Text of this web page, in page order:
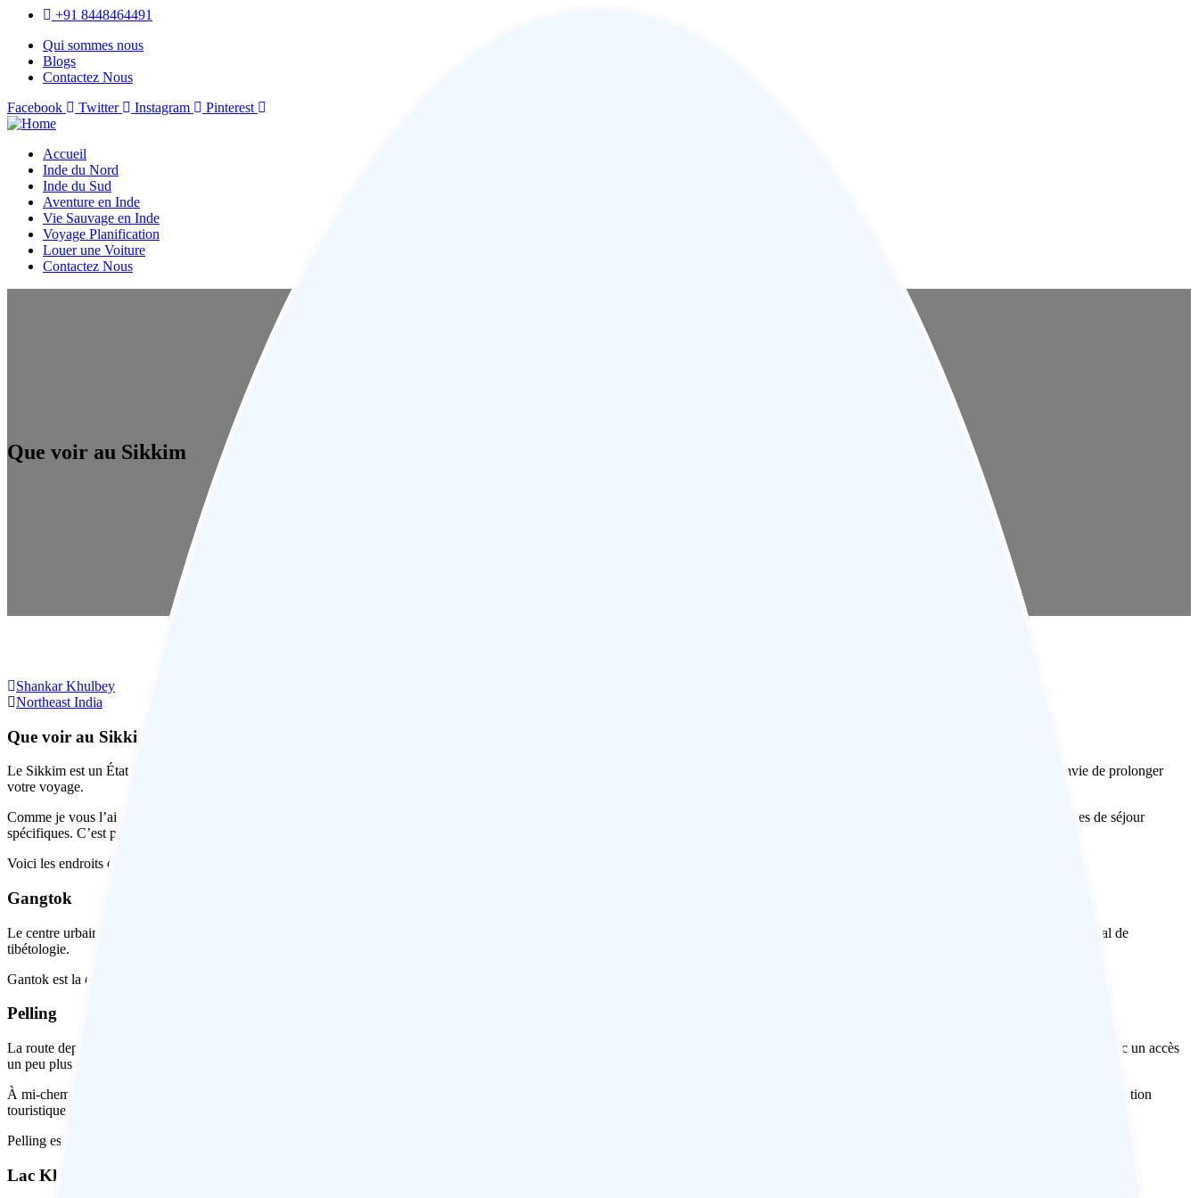
+91 8448464491
Qui sommes nous
Blogs
Contactez Nous
Facebook
Twitter Instagram Pinterest
Accueil
Inde du Nord
Inde du Sud
Aventure en Inde
Vie Sauvage en Inde
Voyage Planification
Louer une Voiture
Contactez Nous
Que voir au Sikkim
Shankar Khulbey
Northeast India
Que voir au Sikkim
Le Sikkim est un État pour ceux d’entre nous qui aiment les montagnes. Même si vous ne pouvez ou ne voulez pas les gravir, ses petites villes, ses lacs et ses points de vue vous donneront envie de prolonger
votre voyage.
Comme je vous l’ai déjà dit, le Nord Sikkim est réservé uniquement aux personnes voyageant en groupe de deux personnes minimum. Vous devez obtenir des permis spéciaux et payer des taxes de séjour
spécifiques. C’est pourquoi je me suis déplacé uniquement dans la capitale et dans le sud du Sikkim.
Voici les endroits que j’ai visités et que je vous recommande d’inclure dans votre voyage :
Gangtok
Le centre urbain de Gantok constitue une promenade assez agréable pour observer la vie quotidienne. En dehors de cette promenade, il vaut la peine de visiter l’Enchey Gompa et l’Institut Namgyal de
tibétologie.
Gantok est la capitale du Sikkim et c’est donc aussi là que l’offre d’hébergement est la plus importante. Vous pouvez voir toutes les options ici.
Pelling
La route depuis le village vous mène à Pemayangtse Gompa, l’un des plus anciens temples du Sikkim. Même si je préfère le Sangachoeling Gompa, un temple situé au sommet d’une montagne et avec un accès
un peu plus difficile.
À mi-chemin entre Pelling et le premier temple se trouve une école pour les enfants locaux. Une partie de cette école est financée par les revenus de la pâtisserie située à côté de la route. C’est une attraction
touristique évidente, mais avec un bon objectif.
Pelling est une petite ville, mais vous pouvez trouver de nombreuses offres d’hébergement comme celles-ci.
Lac Khecheopalri